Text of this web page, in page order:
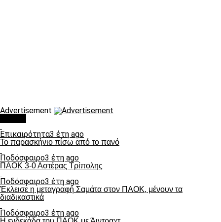
Advertisement
Επικαιρότητα3 έτη ago
Το παρασκήνιο πίσω από το πανό
Ποδόσφαιρο3 έτη ago
ΠΑΟΚ 3-0 Αστέρας Τρίπολης
Ποδόσφαιρο3 έτη ago
Έκλεισε η μεταγραφή Σαμάτα στον ΠΑΟΚ, μένουν τα
διαδικαστικά
Ποδόσφαιρο3 έτη ago